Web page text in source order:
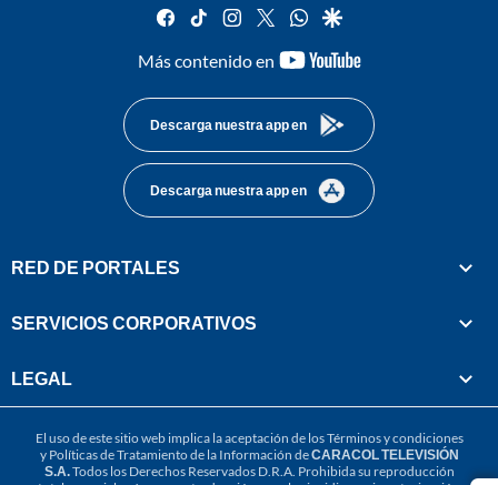
facebook
tiktok instagram
twitterwhatsapp
google
Más contenido en
youtube-
Descarga nuestra app en
Descarga nuestra app en
RED DE PORTALES
SERVICIOS CORPORATIVOS
LEGAL
El uso de este sitio web implica la aceptación de losTérminos y condiciones
y Políticas de Tratamiento de la Información deCARACOL TELEVISIÓN
S.A.Todos los Derechos Reservados D.R.A. Prohibida su reproducción